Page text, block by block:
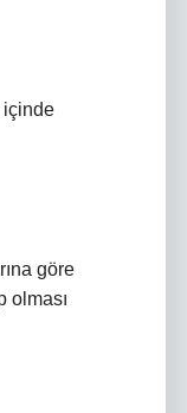
içinde
göre
olması